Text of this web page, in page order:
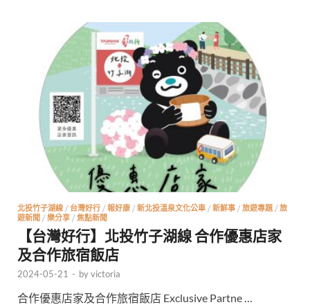
北投竹子湖線 / 台灣好行 / 報好康 / 新北投溫泉文化公車 / 新鮮事 / 旅遊專題 / 旅
遊新聞 / 樂分享 / 焦點新聞
【台灣好行】北投竹子湖線 合作優惠店家
及合作旅宿飯店
2024-05-21 - byvictoria
合作優惠店家及合作旅宿飯店 Exclusive Partne …